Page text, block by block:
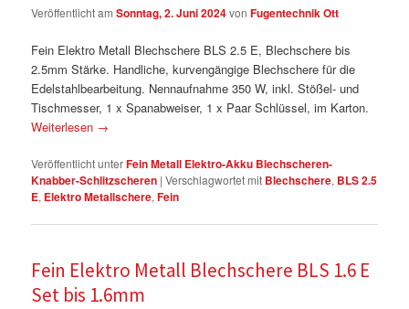
Veröffentlicht amSonntag, 2. Juni 2024vonFugentechnik Ott
Fein Elektro Metall Blechschere BLS 2.5 E, Blechschere bis
2.5mm Stärke. Handliche, kurvengängige Blechschere für die
Edelstahlbearbeitung. Nennaufnahme 350 W, inkl. Stößel- und
Tischmesser, 1 x Spanabweiser, 1 x Paar Schlüssel, im Karton.
Weiterlesen →
Veröffentlicht unterFein Metall Elektro-Akku Blechscheren-
Knabber-Schlitzscheren |Verschlagwortet mit Blechschere, BLS 2.5
E, Elektro Metallschere,Fein
Fein Elektro Metall Blechschere BLS 1.6 E
Set bis 1.6mm